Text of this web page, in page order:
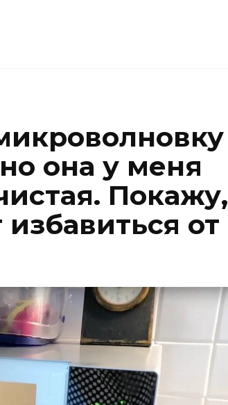
она у меня
Покажу,
от